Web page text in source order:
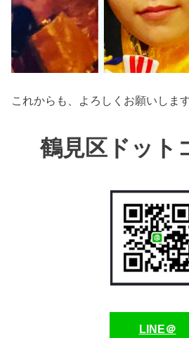
これからも、よろしくお願いしま
鶴見区ドット
LINE＠